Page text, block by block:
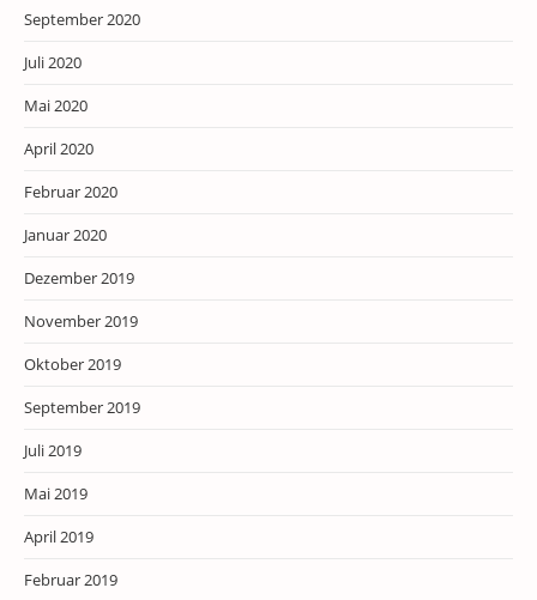
September 2020
Juli 2020
Mai 2020
April 2020
Februar 2020
Januar 2020
Dezember 2019
November 2019
Oktober 2019
September 2019
Juli 2019
Mai 2019
April 2019
Februar 2019